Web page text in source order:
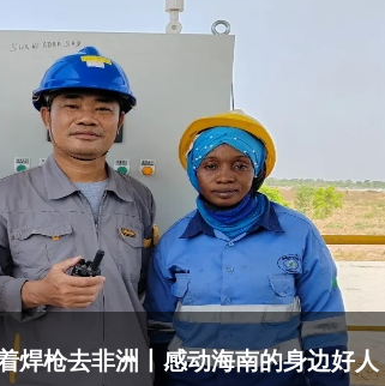
焊枪去非洲丨感动海南的身边好人